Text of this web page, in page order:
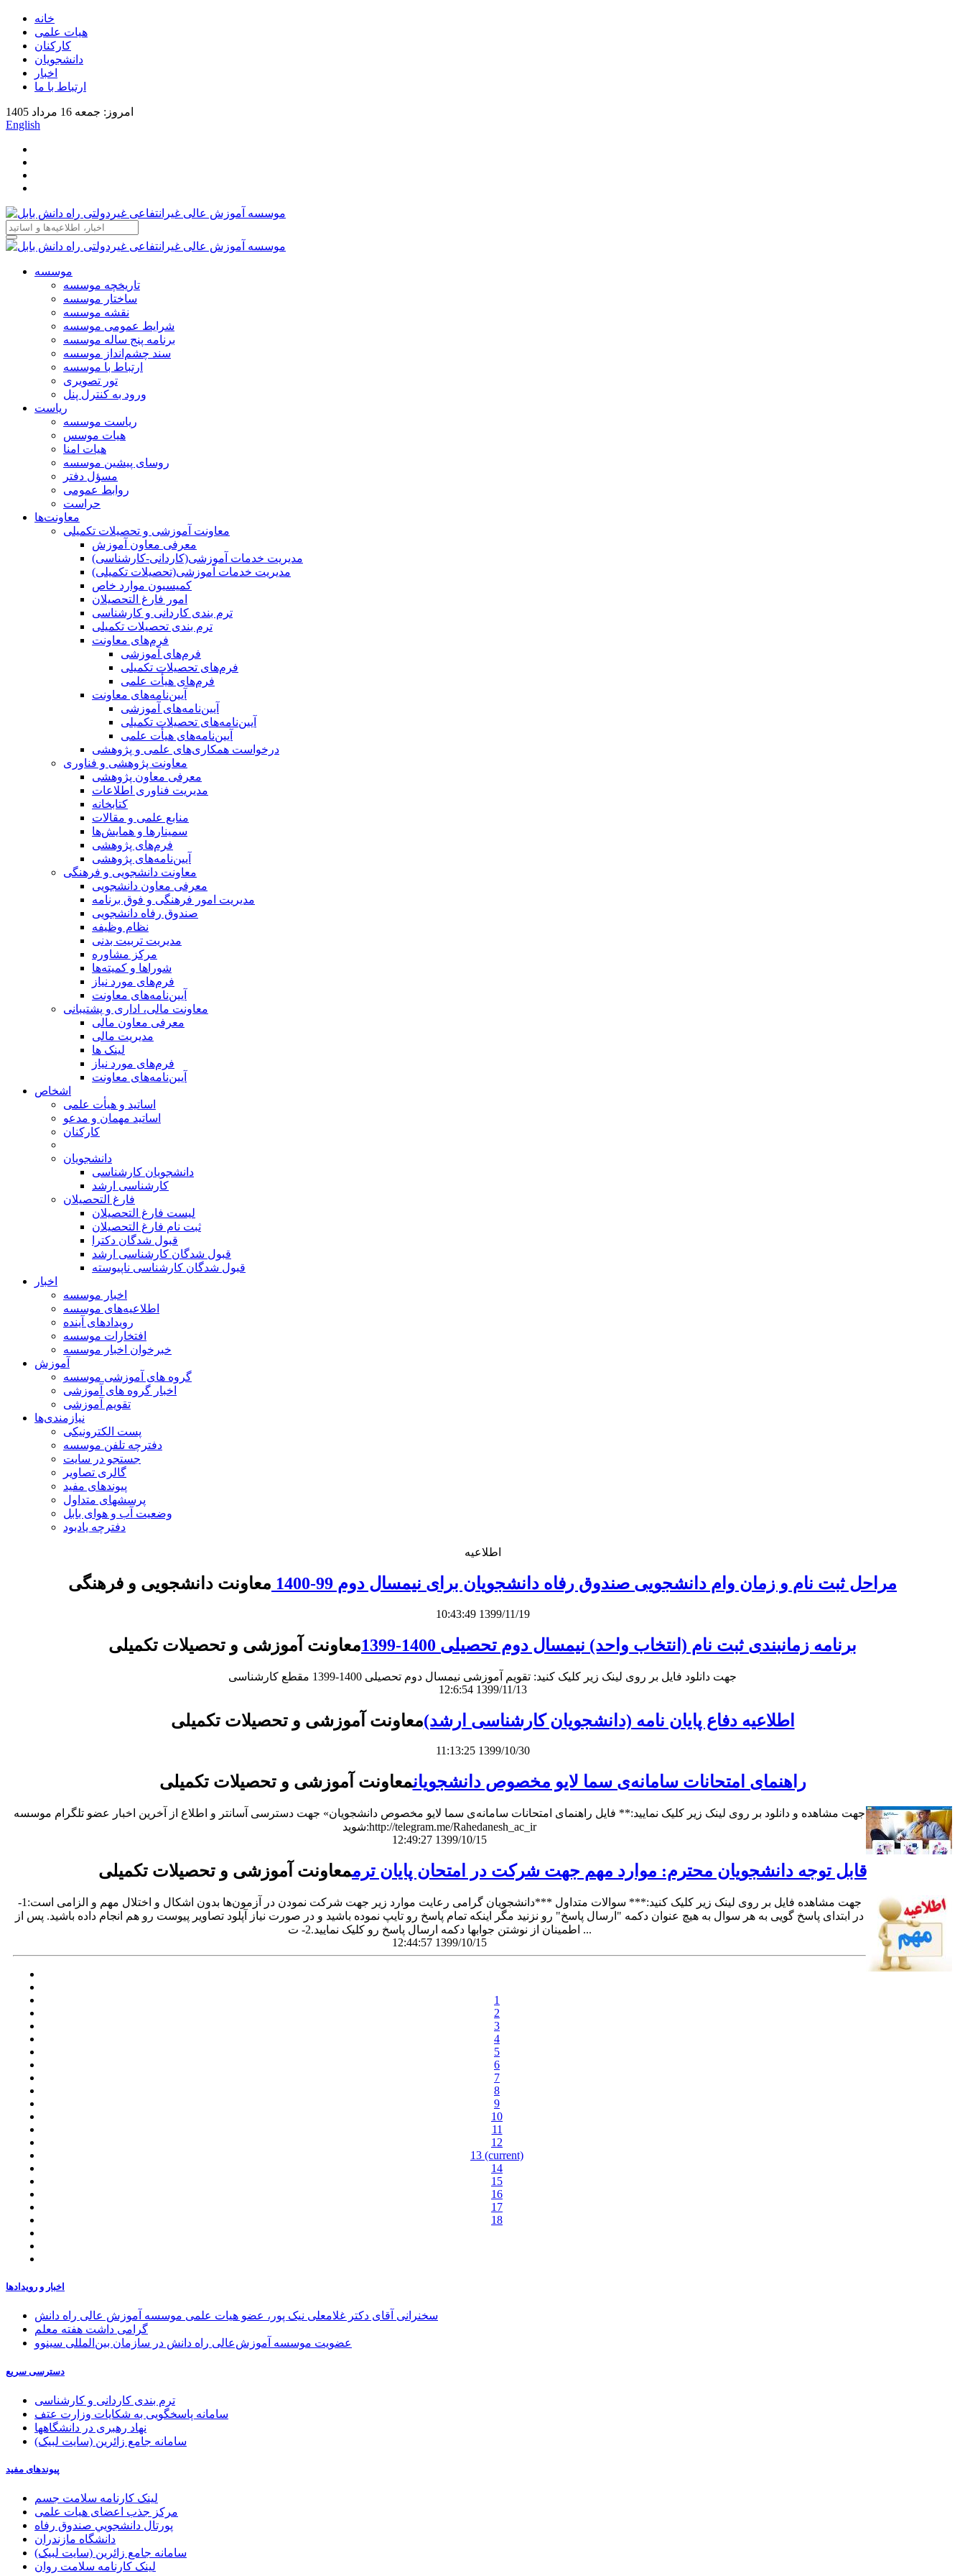
خانه
هیات علمی
کارکنان
دانشجویان
اخبار
ارتباط با ما
امروز: جمعه 16 مرداد 1405
English
موسسه
تاریخچه موسسه
ساختار موسسه
نقشه موسسه
شرایط عمومی موسسه
برنامه پنج ساله موسسه
سند چشم‌انداز موسسه
ارتباط با موسسه
تور تصویری
ورود به کنترل پنل
ریاست
ریاست موسسه
هیات موسس
هیات امنا
روسای پیشین موسسه
مسؤل دفتر
روابط عمومی
حراست
معاونت‌ها
معاونت آموزشی و تحصیلات تکمیلی
معرفی معاون آموزش
مدیریت خدمات آموزشی(کاردانی-کارشناسی)
مدیریت خدمات آموزشی(تحصیلات تکمیلی)
کمیسیون موارد خاص
امور فارغ التحصیلان
ترم بندی کاردانی و کارشناسی
ترم بندی تحصیلات تکمیلی
فرم‌های معاونت
فرم‌های آموزشی
فرم‌های تحصیلات تکمیلی
فرم‌های هیأت علمی
آیین‌نامه‌های معاونت
آیین‌نامه‌های آموزشی
آیین‌نامه‌های تحصیلات تکمیلی
آیین‌نامه‌های هیأت علمی
درخواست همکاری‌های علمی و پژوهشی
معاونت پژوهشی و فناوری
معرفی معاون پژوهشی
مدیریت فناوری اطلاعات
کتابخانه
منابع علمی و مقالات
سمینارها و همایش‌ها
فرم‌های پژوهشی
آیین‌نامه‌های پژوهشی
معاونت دانشجویی و فرهنگی
معرفی معاون دانشجویی
مدیریت امور فرهنگی و فوق برنامه
صندوق رفاه دانشجویی
نظام وظیفه
مدیریت تربیت بدنی
مرکز مشاوره
شوراها و کمیته‌ها
فرم‌های مورد نیاز
آیین‌نامه‌های معاونت
معاونت مالی، اداری و پشتیبانی
معرفی معاون مالی
مدیریت مالی
لینک ها
فرم‌های مورد نیاز
آیین‌نامه‌های معاونت
اشخاص
اساتید و هیأت علمی
اساتید مهمان و مدعو
کارکنان
دانشجویان
دانشجویان کارشناسی
کارشناسی ارشد
فارغ التحصیلان
لیست فارغ التحصیلان
ثبت نام فارغ التحصیلان
قبول شدگان دکترا
قبول شدگان کارشناسی ارشد
قبول شدگان کارشناسی ناپیوسته
اخبار
اخبار موسسه
اطلاعیه‌های موسسه
رویدادهای آینده
افتخارات موسسه
خبرخوان اخبار موسسه
آموزش
گروه های آموزشی موسسه
اخبار گروه های آموزشی
تقویم آموزشی
نیازمندی‌ها
پست الکترونیکی
دفترچه تلفن موسسه
جستجو در سایت
گالری تصاویر
پیوندهای مفید
پرسشهای متداول
وضعیت آب و هوای بابل
دفترچه یادبود
اطلاعیه
مراحل ثبت نام و زمان وام دانشجویی صندوق رفاه دانشجویان برای نیمسال دوم 99-1400 معاونت دانشجویی و فرهنگی
10:43:49 1399/11/19
برنامه زمانبندی ثبت نام (انتخاب واحد) نیمسال دوم تحصیلی 1400-1399 معاونت آموزشی و تحصیلات تکمیلی
جهت دانلود فایل بر روی لینک زیر کلیک کنید: تقویم آموزشی نیمسال دوم تحصیلی 1400-1399 مقطع کارشناسی
12:6:54 1399/11/13
اطلاعیه دفاع پایان نامه (دانشجویان کارشناسی ارشد)معاونت آموزشی و تحصیلات تکمیلی
11:13:25 1399/10/30
راهنمای امتحانات سامانه‌ی سما لایو مخصوص دانشجویانمعاونت آموزشی و تحصیلات تکمیلی
جهت مشاهده و دانلود بر روی لینک زیر کلیک نمایید:** فایل راهنمای امتحانات سامانه‌ی سما لایو مخصوص دانشجویان» جهت دسترسی آسانتر و اطلاع از آخرین اخبار عضو تلگرام موسسه
شوید:http://telegram.me/Rahedanesh_ac_ir
12:49:27 1399/10/15
قابل توجه دانشجویان محترم: موارد مهم جهت شرکت در امتحان پایان ترممعاونت آموزشی و تحصیلات تکمیلی
جهت مشاهده فایل بر روی لینک زیر کلیک کنید:*** سوالات متداول ***دانشجویان گرامی رعایت موارد زیر جهت شرکت نمودن در آزمون‌ها بدون اشکال و اختلال مهم و الزامی است:1-
در ابتدای پاسخ گویی به هر سوال به هیچ عنوان دکمه "ارسال پاسخ" رو نزنید مگر اینکه تمام پاسخ رو تایپ نموده باشید و در صورت نیاز آپلود تصاویر پیوست رو هم انجام داده باشید. پس از
اطمینان از نوشتن جوابها دکمه ارسال پاسخ رو کلیک نمایید.2- ت ...
12:44:57 1399/10/15
1
2
3
4
5
6
7
8
9
10
11
12
13 (current)
14
15
16
17
18
اخبار و رویدادها
سخنرانی آقای دکتر غلامعلی نیک پور، عضو هیات علمی موسسه آموزش عالی راه دانش
گرامی داشت هفته معلم
عضویت موسسه آموزش‌عالی راه دانش در سازمان بین‌المللی سینوو
دسترسی سریع
ترم بندی کاردانی و کارشناسی
سامانه پاسخگویی به شکایات وزارت عتف
نهاد رهبری در دانشگاهها
سامانه جامع زائرین (سایت لبیک)
پیوندهای مفید
لینک کارنامه سلامت جسم
مرکز جذب اعضای هیات علمی
پورتال دانشجويي صندوق رفاه
دانشگاه مازندران
سامانه جامع زائرین (سایت لبیک)
لینک کارنامه سلامت روان